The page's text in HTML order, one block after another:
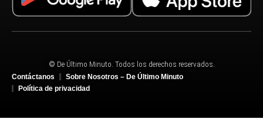
© De Último Minuto. Todos los derechos reservados.
Contáctanos
Sobre Nosotros – De Último Minuto
Política de privacidad